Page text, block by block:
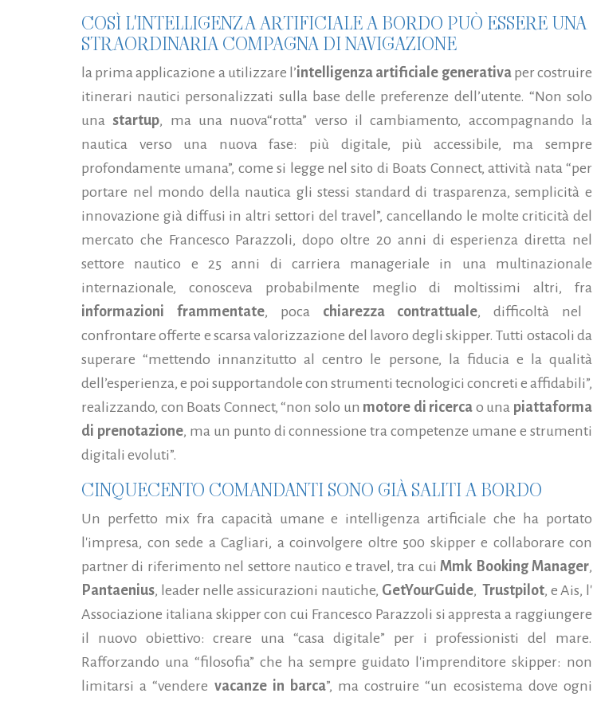
COSÌ L'INTELLIGENZA ARTIFICIALE A BORDO PUÒ ESSERE UNA
STRAORDINARIA COMPAGNA DI NAVIGAZIONE
la prima applicazione a utilizzare l’intelligenza artificiale generativaper costruire
itinerari nautici personalizzati sulla base delle preferenze dell’utente. “Non solo
una startup, ma una nuova“rotta” verso il cambiamento, accompagnando la
nautica verso una nuova fase: più digitale, più accessibile, ma sempre
profondamente umana”, come si legge nel sito di Boats Connect, attività nata “per
portare nel mondo della nautica gli stessi standard di trasparenza, semplicità e
innovazione già diffusi in altri settori del travel”, cancellando le molte criticità del
mercato che Francesco Parazzoli, dopo oltre 20 anni di esperienza diretta nel
settore nautico e 25 anni di carriera manageriale in una multinazionale
internazionale, conosceva probabilmente meglio di moltissimi altri, fra
informazioni frammentate, pocachiarezza contrattuale, difficoltà nel
confrontare offerte e scarsa valorizzazione del lavoro degli skipper. Tutti ostacoli da
superare “mettendo innanzitutto al centro le persone, la fiducia e la qualità
dell’esperienza, e poi supportandole con strumenti tecnologici concreti e affidabili”,
realizzando, con Boats Connect, “non solo un motore di ricerca o una piattaforma
di prenotazione, ma un punto di connessione tra competenze umane e strumenti
digitali evoluti”.
CINQUECENTO COMANDANTI SONO GIÀ SALITI A BORDO
Un perfetto mix fra capacità umane e intelligenza artificiale che ha portato
l'impresa, con sede a Cagliari, a coinvolgere oltre 500 skipper e collaborare con
partner di riferimento nel settore nautico e travel, tra cuiMmk Booking Manager,
Pantaenius, leader nelle assicurazioni nautiche, GetYourGuide, Trustpilot, e Ais, l'
Associazione italiana skipper con cui Francesco Parazzoli si appresta a raggiungere
il nuovo obiettivo: creare una “casa digitale” per i professionisti del mare.
Rafforzando una “filosofia” che ha sempre guidato l'imprenditore skipper: non
limitarsi a “vendere vacanze in barca”, ma costruire “un ecosistema dove ogni